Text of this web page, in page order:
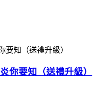
你要知（送禮升級）